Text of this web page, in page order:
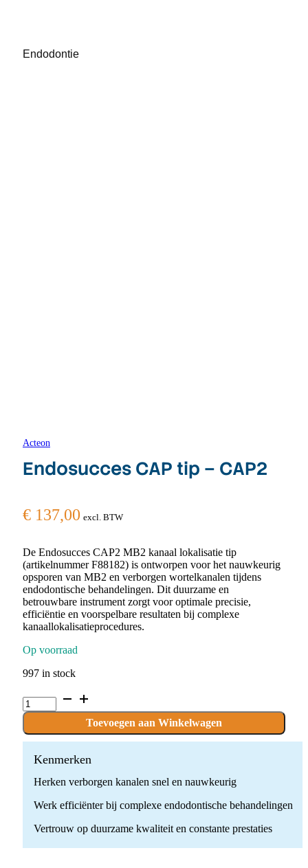
Endodontie
Acteon
Endosucces CAP tip – CAP2
€ 137,00 excl. BTW
De Endosucces CAP2 MB2 kanaal lokalisatie tip
(artikelnummer F88182) is ontworpen voor het nauwkeurig
opsporen van MB2 en verborgen wortelkanalen tijdens
endodontische behandelingen. Dit duurzame en
betrouwbare instrument zorgt voor optimale precisie,
efficiëntie en voorspelbare resultaten bij complexe
kanaallokalisatieprocedures.
Op voorraad
997 in stock
Endosucces
CAP
-
CAP2
quantity
Toevoegen aan Winkelwagen
Kenmerken
Herken verborgen kanalen snel en nauwkeurig
Werk efficiënter bij complexe endodontische behandelingen
Vertrouw op duurzame kwaliteit en constante prestaties